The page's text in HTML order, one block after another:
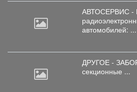
АВТОСЕРВИС -
автомобилей: ...
ДРУГОЕ -
секционные ...